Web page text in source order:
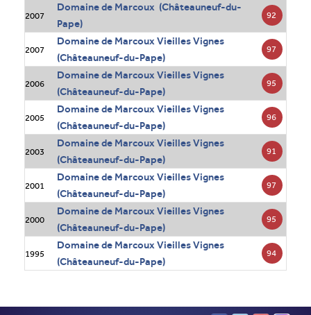
2007
Domaine de Marcoux (Châteauneuf-du-
Pape)
92
2007
Domaine de Marcoux Vieilles Vignes
(Châteauneuf-du-Pape)
97
2006
Domaine de Marcoux Vieilles Vignes
(Châteauneuf-du-Pape)
95
2005
Domaine de Marcoux Vieilles Vignes
(Châteauneuf-du-Pape)
96
2003
Domaine de Marcoux Vieilles Vignes
(Châteauneuf-du-Pape)
91
2001
Domaine de Marcoux Vieilles Vignes
(Châteauneuf-du-Pape)
97
2000
Domaine de Marcoux Vieilles Vignes
(Châteauneuf-du-Pape)
95
1995
Domaine de Marcoux Vieilles Vignes
(Châteauneuf-du-Pape)
94